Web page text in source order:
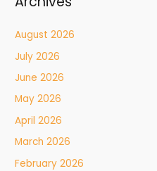
August 2026
July 2026
June 2026
May 2026
April 2026
March 2026
February 2026